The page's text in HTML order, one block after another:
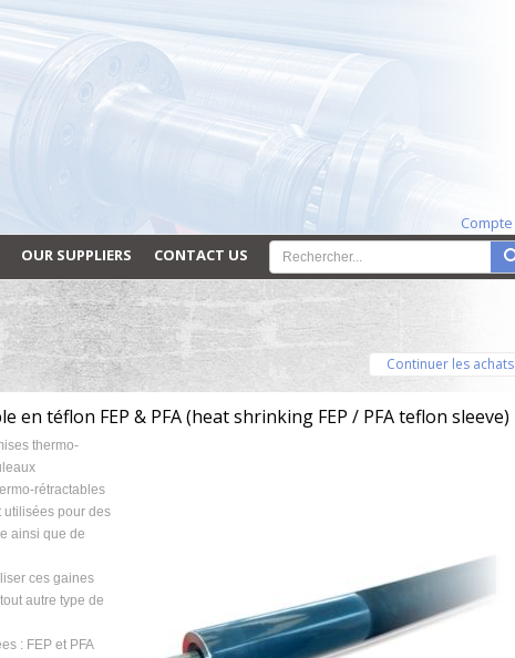
Compte
OUR SUPPLIERS CONTACT US
Continuer les achats
téflon FEP & PFA (heat shrinking FEP / PFA teflon sleeve)
thermo-
rétractables
pour des
ainsi que de
ces gaines
autre type de
: FEP et PFA